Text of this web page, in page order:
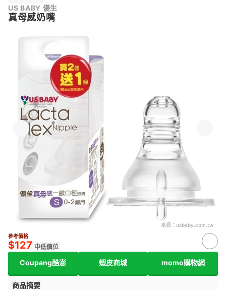
US BABY 優生
真母感奶嘴
來源： usbaby.com.tw
參考價格
$127 中低價位
Coupang酷澎 蝦皮商城 momo購物網
商品摘要